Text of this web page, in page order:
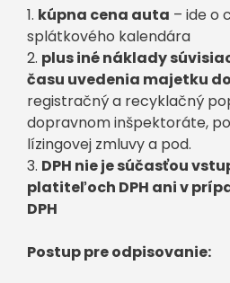
1. kúpna cena auta – ide o
splátkového kalendára
2. plus iné náklady
času uvedenia majetku
registračný a recyklačný
dopravnom inšpektoráte,
lízingovej zmluvy a pod.
3. DPH nie je súčasťou
platiteľoch DPH ani v
DPH
Postup pre odpisovanie: